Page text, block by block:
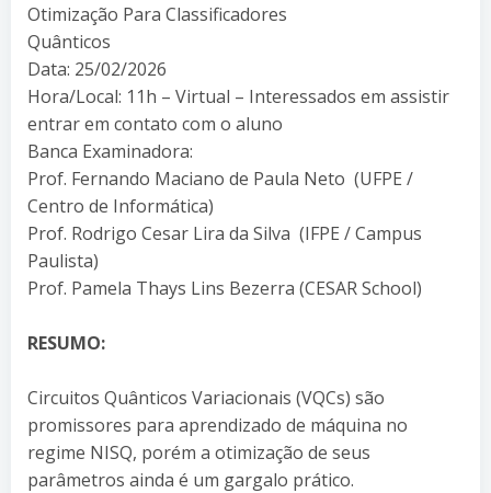
Otimização Para Classificadores
Quânticos
Data: 25/02/2026
Hora/Local: 11h – Virtual – Interessados em assistir
entrar em contato com o aluno
Banca Examinadora:
Prof. Fernando Maciano de Paula Neto (UFPE /
Centro de Informática)
Prof. Rodrigo Cesar Lira da Silva (IFPE / Campus
Paulista)
Prof. Pamela Thays Lins Bezerra (CESAR School)
RESUMO:
Circuitos Quânticos Variacionais (VQCs) são
promissores para aprendizado de máquina no
regime NISQ, porém a otimização de seus
parâmetros ainda é um gargalo prático.